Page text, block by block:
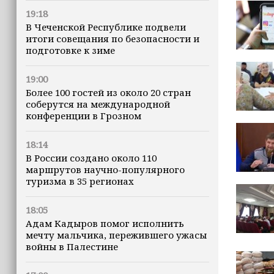
19:18
В Чеченской Республике подвели
итоги совещания по безопасности и
подготовке к зиме
19:00
Более 100 гостей из около 20 стран
соберутся на международной
конференции в Грозном
18:14
В России создано около 110
маршрутов научно-популярного
туризма в 35 регионах
18:05
Адам Кадыров помог исполнить
мечту мальчика, пережившего ужасы
войны в Палестине